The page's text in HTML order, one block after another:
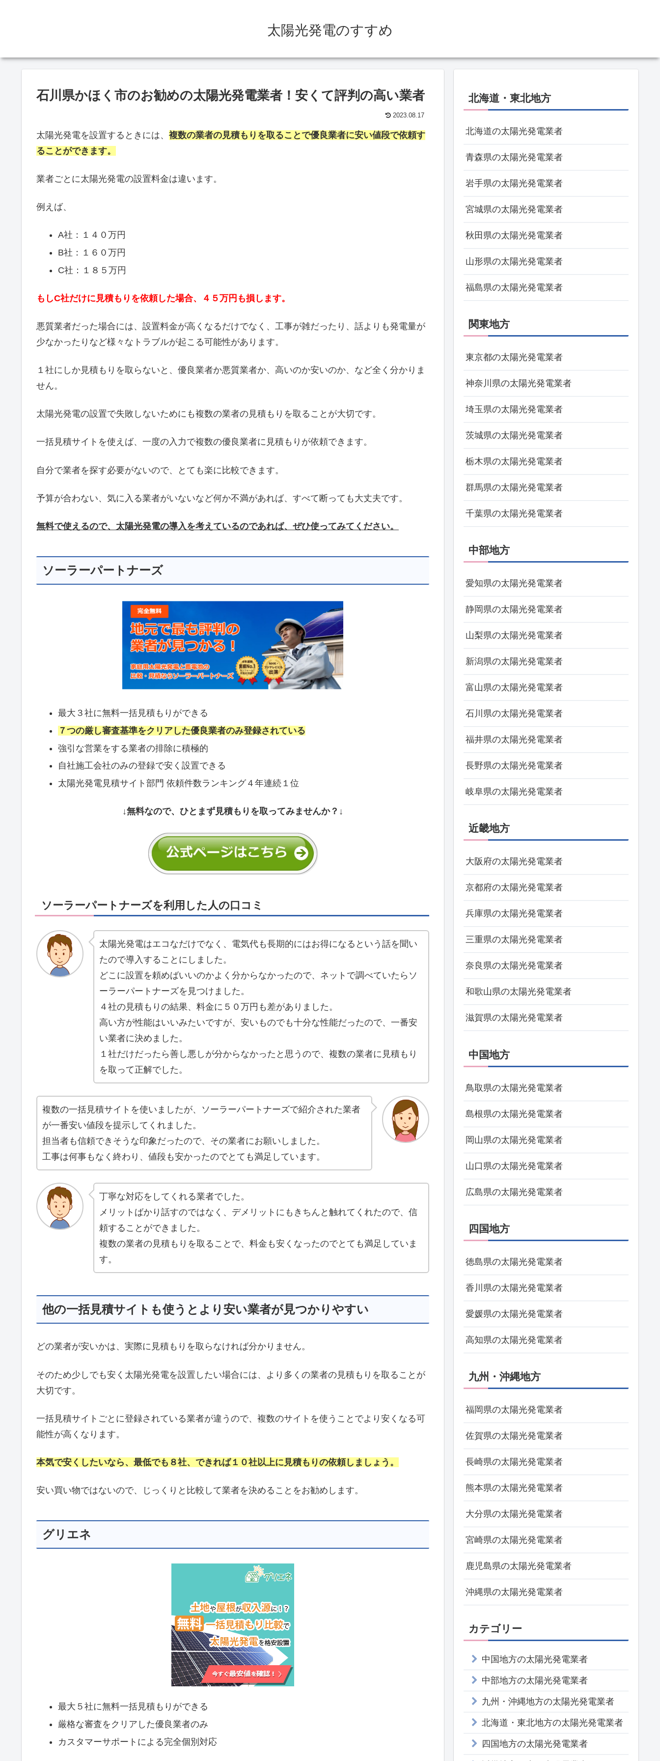
太陽光発電のすすめ
石川県かほく市のお勧めの太陽光発電業者！安くて評判の高い業者
2023.08.17
太陽光発電を設置するときには、 複数の業者の見積もりを取ることで優良業者に安い値段で依頼す
ることができます。
業者ごとに太陽光発電の設置料金は違います。
例えば、
A社：１４０万円
B社：１６０万円
C社：１８５万円
もしC社だけに見積もりを依頼した場合、４５万円も損します。
悪質業者だった場合には、設置料金が高くなるだけでなく、工事が雑だったり、話よりも発電量が
少なかったりなど様々なトラブルが起こる可能性があります。
１社にしか見積もりを取らないと、優良業者か悪質業者か、高いのか安いのか、など全く分かりま
せん。
太陽光発電の設置で失敗しないためにも複数の業者の見積もりを取ることが大切です。
一括見積サイトを使えば、一度の入力で複数の優良業者に見積もりが依頼できます。
自分で業者を探す必要がないので、とても楽に比較できます。
予算が合わない、気に入る業者がいないなど何か不満があれば、すべて断っても大丈夫です。
無料で使えるので、太陽光発電の導入を考えているのであれば、ぜひ使ってみてください。
ソーラーパートナーズ
最大３社に無料一括見積もりができる
７つの厳し審査基準をクリアした優良業者のみ登録されている
強引な営業をする業者の排除に積極的
自社施工会社のみの登録で安く設置できる
太陽光発電見積サイト部門 依頼件数ランキング４年連続１位
↓無料なので、ひとまず見積もりを取ってみませんか？↓
ソーラーパートナーズを利用した人の口コミ
太陽光発電はエコなだけでなく、電気代も長期的にはお得になるという話を聞い
たので導入することにしました。
どこに設置を頼めばいいのかよく分からなかったので、ネットで調べていたらソ
ーラーパートナーズを見つけました。
４社の見積もりの結果、料金に５０万円も差がありました。
高い方が性能はいいみたいですが、安いものでも十分な性能だったので、一番安
い業者に決めました。
１社だけだったら善し悪しが分からなかったと思うので、複数の業者に見積もり
を取って正解でした。
複数の一括見積サイトを使いましたが、ソーラーパートナーズで紹介された業者
が一番安い値段を提示してくれました。
担当者も信頼できそうな印象だったので、その業者にお願いしました。
工事は何事もなく終わり、値段も安かったのでとても満足しています。
丁寧な対応をしてくれる業者でした。
メリットばかり話すのではなく、デメリットにもきちんと触れてくれたので、信
頼することができました。
複数の業者の見積もりを取ることで、料金も安くなったのでとても満足していま
す。
他の一括見積サイトも使うとより安い業者が見つかりやすい
どの業者が安いかは、実際に見積もりを取らなければ分かりません。
そのため少しでも安く太陽光発電を設置したい場合には、より多くの業者の見積もりを取ることが
大切です。
一括見積サイトごとに登録されている業者が違うので、複数のサイトを使うことでより安くなる可
能性が高くなります。
本気で安くしたいなら、最低でも８社、できれば１０社以上に見積もりの依頼しましょう。
安い買い物ではないので、じっくりと比較して業者を決めることをお勧めします。
グリエネ
最大５社に無料一括見積もりができる
厳格な審査をクリアした優良業者のみ
カスタマーサポートによる完全個別対応
北海道・東北地方
北海道の太陽光発電業者
青森県の太陽光発電業者
岩手県の太陽光発電業者
宮城県の太陽光発電業者
秋田県の太陽光発電業者
山形県の太陽光発電業者
福島県の太陽光発電業者
関東地方
東京都の太陽光発電業者
神奈川県の太陽光発電業者
埼玉県の太陽光発電業者
茨城県の太陽光発電業者
栃木県の太陽光発電業者
群馬県の太陽光発電業者
千葉県の太陽光発電業者
中部地方
愛知県の太陽光発電業者
静岡県の太陽光発電業者
山梨県の太陽光発電業者
新潟県の太陽光発電業者
富山県の太陽光発電業者
石川県の太陽光発電業者
福井県の太陽光発電業者
長野県の太陽光発電業者
岐阜県の太陽光発電業者
近畿地方
大阪府の太陽光発電業者
京都府の太陽光発電業者
兵庫県の太陽光発電業者
三重県の太陽光発電業者
奈良県の太陽光発電業者
和歌山県の太陽光発電業者
滋賀県の太陽光発電業者
中国地方
鳥取県の太陽光発電業者
島根県の太陽光発電業者
岡山県の太陽光発電業者
山口県の太陽光発電業者
広島県の太陽光発電業者
四国地方
徳島県の太陽光発電業者
香川県の太陽光発電業者
愛媛県の太陽光発電業者
高知県の太陽光発電業者
九州・沖縄地方
福岡県の太陽光発電業者
佐賀県の太陽光発電業者
長崎県の太陽光発電業者
熊本県の太陽光発電業者
大分県の太陽光発電業者
宮崎県の太陽光発電業者
鹿児島県の太陽光発電業者
沖縄県の太陽光発電業者
カテゴリー
中国地方の太陽光発電業者
中部地方の太陽光発電業者
九州・沖縄地方の太陽光発電業者
北海道・東北地方の太陽光発電業者
四国地方の太陽光発電業者